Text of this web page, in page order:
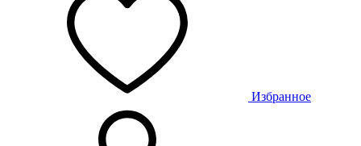
Избранное